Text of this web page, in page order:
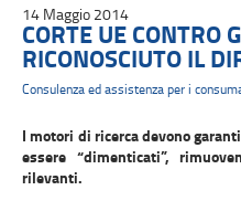
14 Maggio 2014
CORTE UE CONTRO
RICONOSCIUTO IL
Consulenza ed assistenza per i
I motori di ricerca devono
essere “dimenticati”,
rilevanti.